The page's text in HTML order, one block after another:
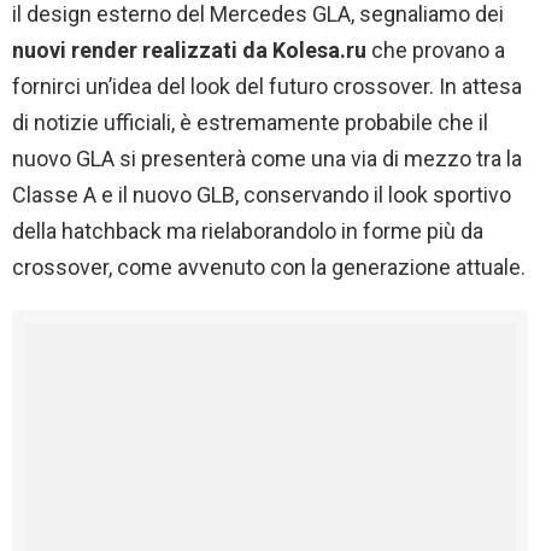
il design esterno del Mercedes GLA, segnaliamo dei
nuovi render realizzati da Kolesa.ru che provano a
fornirci un’idea del look del futuro crossover. In attesa
di notizie ufficiali, è estremamente probabile che il
nuovo GLA si presenterà come una via di mezzo tra la
Classe A e il nuovo GLB, conservando il look sportivo
della hatchback ma rielaborandolo in forme più da
crossover, come avvenuto con la generazione attuale.